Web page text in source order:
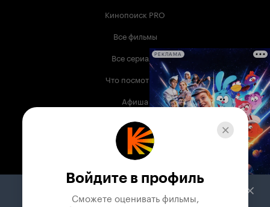
Кинопоиск PRO
Все фильмы
Все сериалы
Что посмотреть
Афиша
Музыка
Телепрограмма
Служба поддержки
РЕКЛАМА
Войдите в профиль
Сможете оценивать фильмы,